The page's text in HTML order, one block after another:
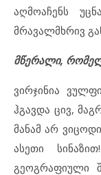
აღმოაჩენს
მრავალმხრივ
მწერალი,
ვირჯინია
ჰგავდა ცივ,
მანამ არ
ასეთი
გეოგრაფიული